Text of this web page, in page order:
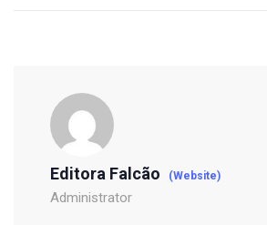
Editora Falcão (Website)
Administrator